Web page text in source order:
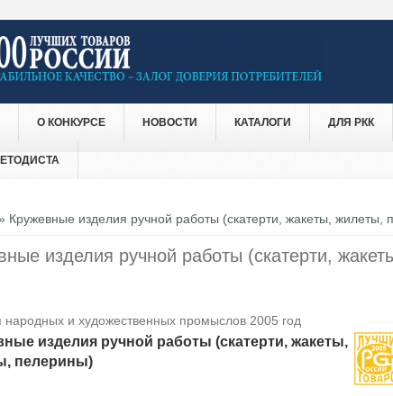
О КОНКУРСЕ НОВОСТИ КАТАЛОГИ ДЛЯ РКК
Кружевные изделия ручной работы (скатерти, жакеты, жилеты,
изделия ручной работы (скатерти,
народных и художественных промыслов 2005 год
изделия ручной работы (скатерти, жакеты,
пелерины)